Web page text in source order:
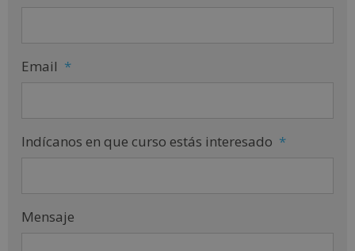
Email *
Indícanos en que curso estás interesado *
Mensaje